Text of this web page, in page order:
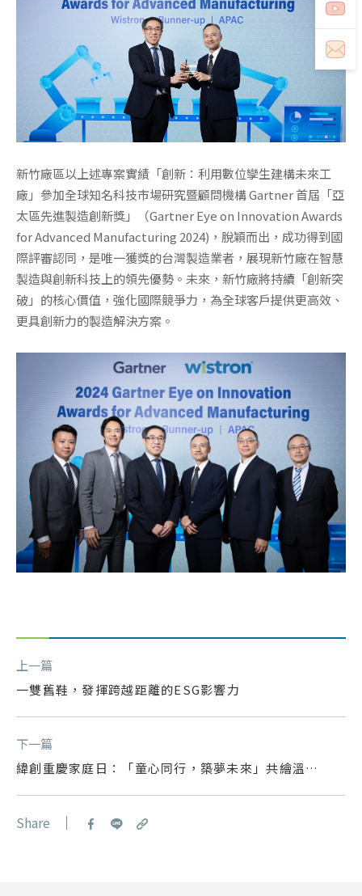
上一篇
一雙舊鞋，發揮跨越距離的ESG影響力
下一篇
緯創重慶家庭日：「童心同行，築夢未來」共繪溫暖
Share
新竹廠區以上述專案實績「創新：利用數位孿生建構未來工
廠」參加全球知名科技市場研究暨顧問機構 Gartner 首屆「亞
太區先進製造創新獎」（Gartner Eye on Innovation Awards
for Advanced Manufacturing 2024)，脫穎而出，成功得到國
際評審認同，是唯一獲獎的台灣製造業者，展現新竹廠在智慧
製造與創新科技上的領先優勢。未來，新竹廠將持續「創新突
破」的核心價值，強化國際競爭力，為全球客戶提供更高效、
更具創新力的製造解決方案。